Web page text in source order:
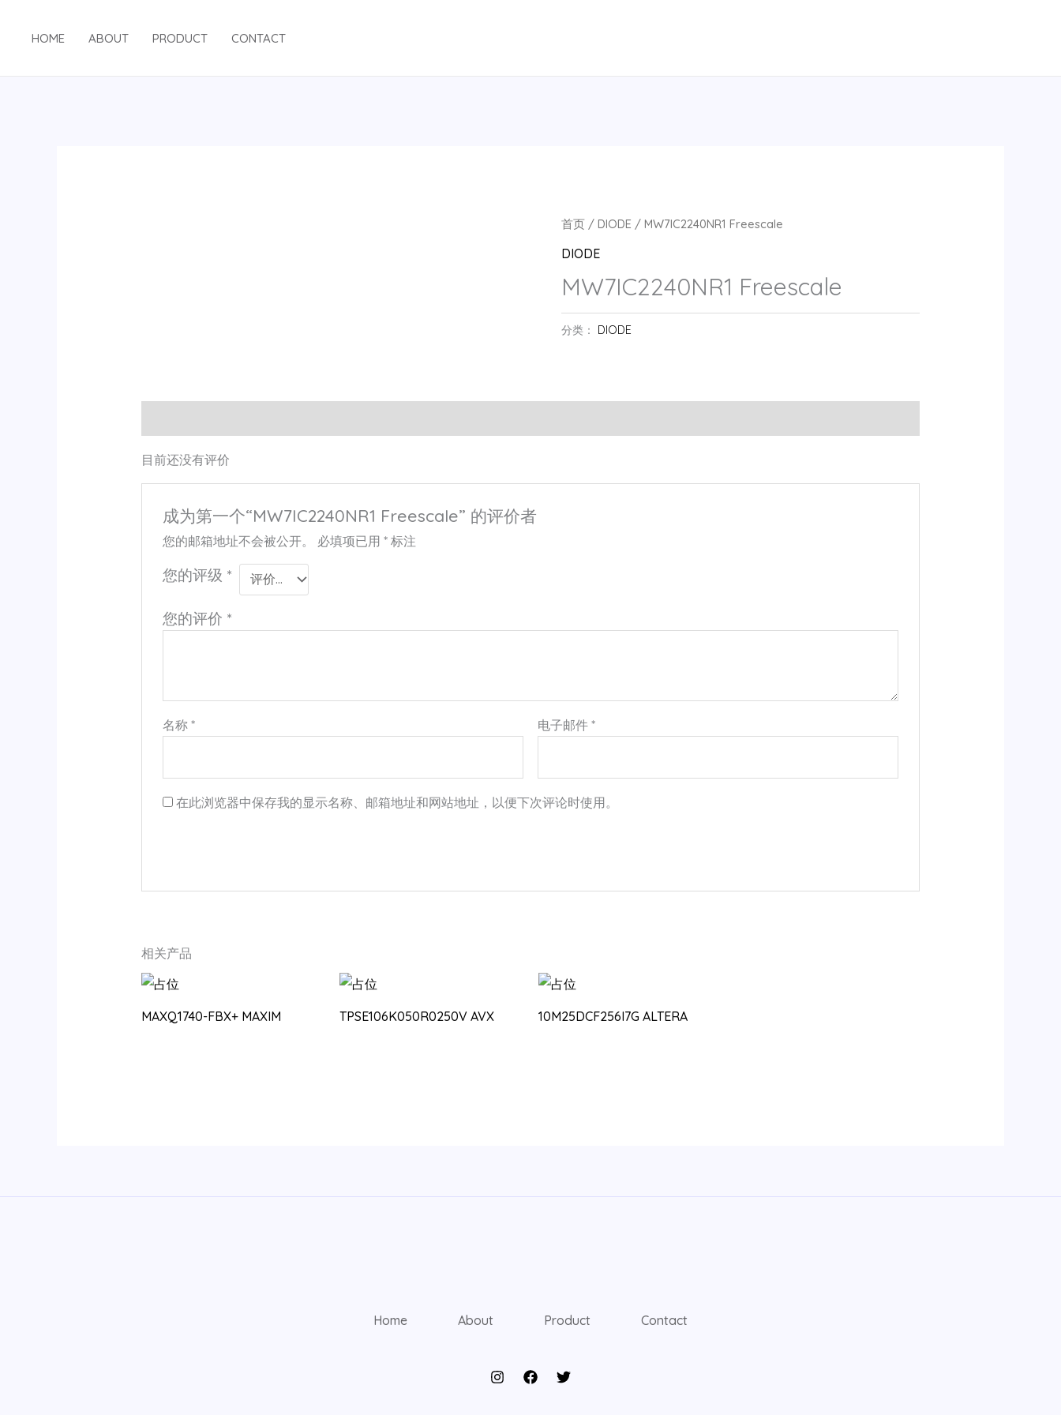
HOME ABOUT PRODUCT CONTACT
首页 /DIODE / MW7IC2240NR1 Freescale
DIODE
MW7IC2240NR1 Freescale
分类： DIODE
目前还没有评价
成为第一个“MW7IC2240NR1 Freescale” 的评价者
您的邮箱地址不会被公开。 必填项已用* 标注
您的评级 *
您的评价 *
名称* 电子邮件*
在此浏览器中保存我的显示名称、邮箱地址和网站地址，以便下次评论时使用。
相关产品
MAXQ1740-FBX+ MAXIM TPSE106K050R0250V AVX 10M25DCF256I7G ALTERA
Home About Product Contact